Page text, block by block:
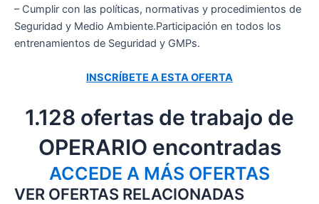
– Cumplir con las políticas, normativas y procedimientos de
Seguridad y Medio Ambiente.Participación en todos los
entrenamientos de Seguridad y GMPs.
INSCRÍBETE A ESTA OFERTA
1.128 ofertas de trabajo de
OPERARIO encontradas
ACCEDE A MÁS OFERTAS
VER OFERTAS RELACIONADAS